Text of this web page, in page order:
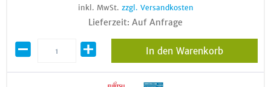
inkl. MwSt. zzgl. Versandkosten
Lieferzeit: Auf Anfrage
In den Warenkorb